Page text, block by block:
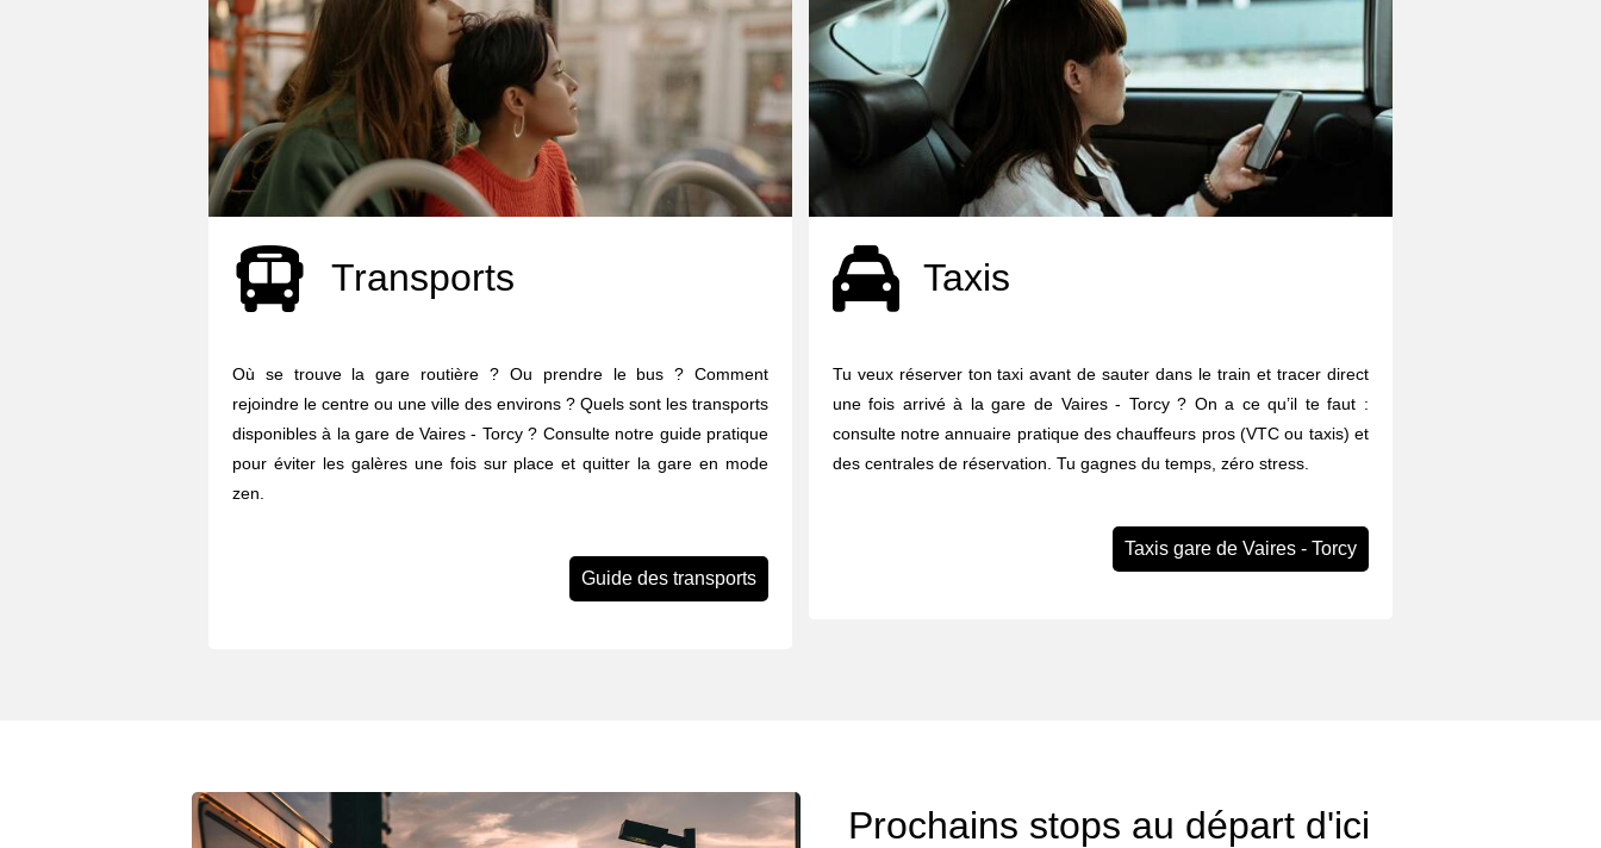
Transports
Où se trouve la gare routière ? Ou prendre le bus ? Comment
rejoindre le centre ou une ville des environs ? Quels sont les transports
disponibles à la gare de Vaires - Torcy ? Consulte notre guide pratique
pour éviter les galères une fois sur place et quitter la gare en mode
zen.
Guide des transports
Taxis
Tu veux réserver ton taxi avant de sauter dans le train et tracer direct
une fois arrivé à la gare de Vaires - Torcy ? On a ce qu’il te faut :
consulte notre annuaire pratique des chauffeurs pros (VTC ou taxis) et
des centrales de réservation. Tu gagnes du temps, zéro stress.
Taxis gare de Vaires - Torcy
Prochains stops au départ d'ici